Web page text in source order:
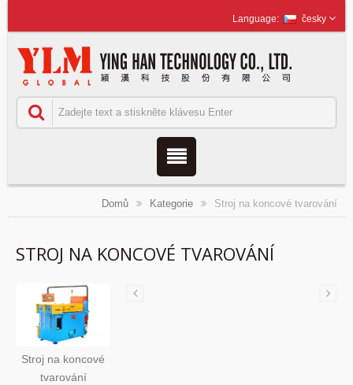
česky
Domů Kategorie Stroj na koncové tvarování
STROJ NA KONCOVÉ TVAROVÁNÍ
Stroj na koncové
tvarování